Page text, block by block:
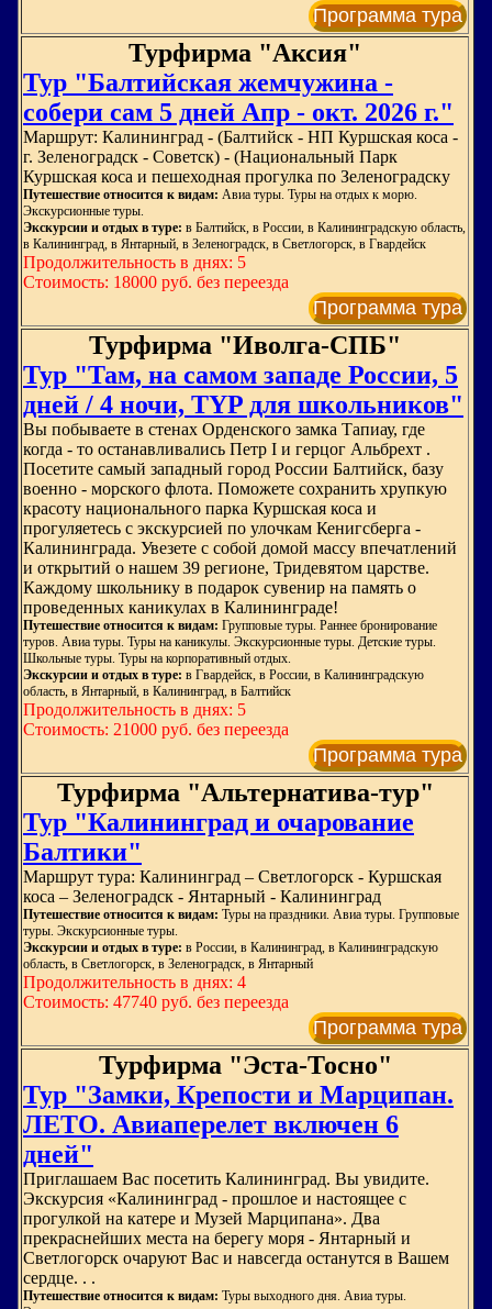
Программа тура
Турфирма "Аксия"
Тур "Балтийская жемчужина -
собери сам 5 дней Апр - окт. 2026 г."
Маршрут: Калининград - (Балтийск - НП Куршская коса -
г. Зеленоградск - Советск) - (Национальный Парк
Куршская коса и пешеходная прогулка по Зеленоградску
Путешествие относится к видам: Авиа туры. Туры на отдых к морю.
Экскурсионные туры.
Экскурсии и отдых в туре: в Балтийск, в России, в Калининградскую область,
в Калининград, в Янтарный, в Зеленоградск, в Светлогорск, в Гвардейск
Продолжительность в днях: 5
Стоимость: 18000 руб. без переезда
Программа тура
Турфирма "Иволга-СПБ"
Тур "Там, на самом западе России, 5
дней / 4 ночи, TYP для школьников"
Вы побываете в стенах Орденского замка Тапиау, где
когда - то останавливались Петр I и герцог Альбрехт .
Посетите самый западный город России Балтийск, базу
военно - морского флота. Поможете сохранить хрупкую
красоту национального парка Куршская коса и
прогуляетесь с экскурсией по улочкам Кенигсберга -
Калининграда. Увезете с собой домой массу впечатлений
и открытий о нашем 39 регионе, Тридевятом царстве.
Каждому школьнику в подарок сувенир на память о
проведенных каникулах в Калининграде!
Путешествие относится к видам: Групповые туры. Раннее бронирование
туров. Авиа туры. Туры на каникулы. Экскурсионные туры. Детские туры.
Школьные туры. Туры на корпоративный отдых.
Экскурсии и отдых в туре: в Гвардейск, в России, в Калининградскую
область, в Янтарный, в Калининград, в Балтийск
Продолжительность в днях: 5
Стоимость: 21000 руб. без переезда
Программа тура
Турфирма "Альтернатива-тур"
Тур "Калининград и очарование
Балтики"
Маршрут тура: Калининград – Светлогорск - Куршская
коса – Зеленоградск - Янтарный - Калининград
Путешествие относится к видам: Туры на праздники. Авиа туры. Групповые
туры. Экскурсионные туры.
Экскурсии и отдых в туре: в России, в Калининград, в Калининградскую
область, в Светлогорск, в Зеленоградск, в Янтарный
Продолжительность в днях: 4
Стоимость: 47740 руб. без переезда
Программа тура
Турфирма "Эста-Тосно"
Тур "Замки, Крепости и Марципан.
ЛЕТО. Авиаперелет включен 6
дней"
Приглашаем Вас посетить Калининград. Вы увидите.
Экскурсия «Калининград - прошлое и настоящее с
прогулкой на катере и Музей Марципана». Два
прекраснейших места на берегу моря - Янтарный и
Светлогорск очаруют Вас и навсегда останутся в Вашем
сердце. . .
Путешествие относится к видам: Туры выходного дня. Авиа туры.